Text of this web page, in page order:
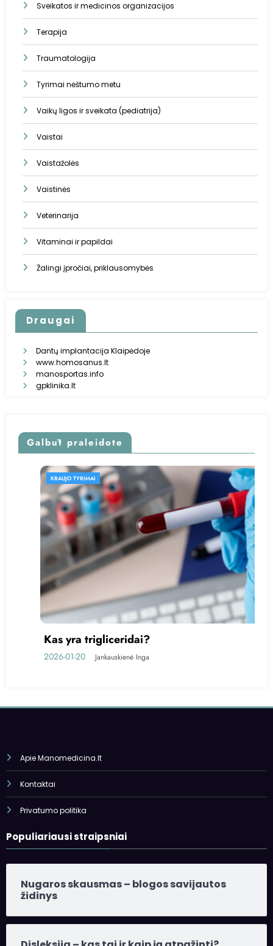
Sveikatos ir medicinos organizacijos
Terapija
Traumatologija
Tyrimai nėštumo metu
Vaikų ligos ir sveikata (pediatrija)
Vaistai
Vaistažolės
Vaistinės
Veterinarija
Vitaminai ir papildai
Žalingi įpročiai, priklausomybės
Draugai
Dantų implantacija Klaipėdoje
www.homosanus.lt
manosportas.info
gpklinika.lt
Galbūt praleidote
KRAUJO TYRIMAI
Feritinas – kas tai?
2025-10-05
Apie Manomedicina.lt
Kontaktai
Privatumo politika
Populiariausi straipsniai
Nugaros skausmas – blogos savijautos
židinys